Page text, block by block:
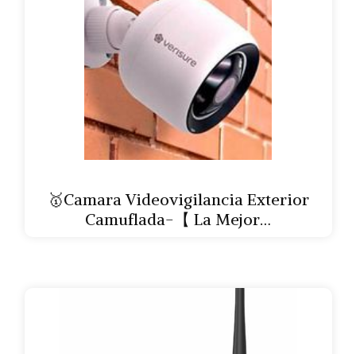
🥇Camara Videovigilancia Exterior
Camuflada-【 La Mejor…